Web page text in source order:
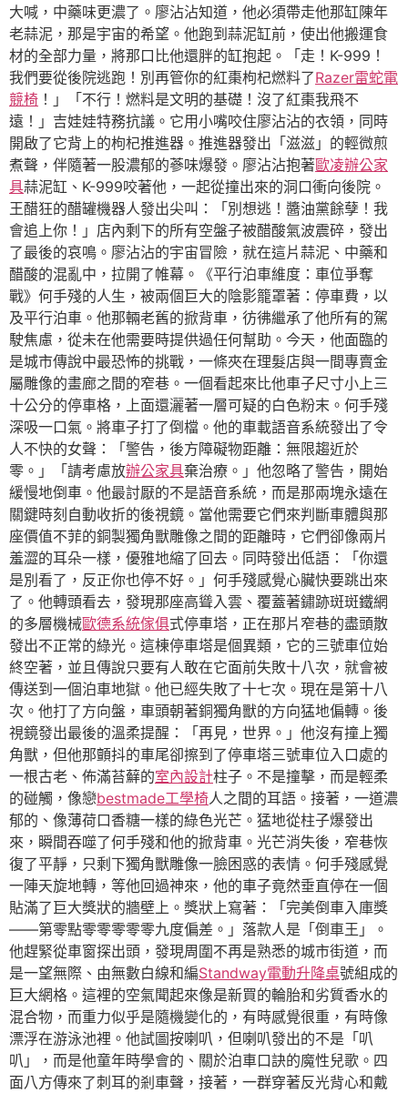
大喊，中藥味更濃了。廖沾沾知道，他必須帶走他那缸陳年
老蒜泥，那是宇宙的希望。他跑到蒜泥缸前，使出他搬運食
材的全部力量，將那口比他還胖的缸抱起。「走！K-999！
我們要從後院逃跑！別再管你的紅棗枸杞燃料了Razer雷蛇電
競椅 ！」「不行！燃料是文明的基礎！沒了紅棗我飛不
遠！」吉娃娃特務抗議。它用小嘴咬住廖沾沾的衣領，同時
開啟了它背上的枸杞推進器。推進器發出「滋滋」的輕微煎
煮聲，伴隨著一股濃郁的蔘味爆發。廖沾沾抱著歐凌辦公家
具蒜泥缸、K-999咬著他，一起從撞出來的洞口衝向後院。
王醋狂的醋罐機器人發出尖叫：「別想逃！醬油黨餘孽！我
會追上你！」店內剩下的所有空盤子被醋酸氣波震碎，發出
了最後的哀鳴。廖沾沾的宇宙冒險，就在這片蒜泥、中藥和
醋酸的混亂中，拉開了帷幕。《平行泊車維度：車位爭奪
戰》何手殘的人生，被兩個巨大的陰影籠罩著：停車費，以
及平行泊車。他那輛老舊的掀背車，彷彿繼承了他所有的駕
駛焦慮，從未在他需要時提供過任何幫助。今天，他面臨的
是城市傳說中最恐怖的挑戰，一條夾在理髮店與一間專賣金
屬雕像的畫廊之間的窄巷。一個看起來比他車子尺寸小上三
十公分的停車格，上面還灑著一層可疑的白色粉末。何手殘
深吸一口氣。將車子打了倒檔。他的車載語音系統發出了令
人不快的女聲：「警告，後方障礙物距離：無限趨近於
零。」「請考慮放辦公家具棄治療。」他忽略了警告，開始
緩慢地倒車。他最討厭的不是語音系統，而是那兩塊永遠在
關鍵時刻自動收折的後視鏡。當他需要它們來判斷車體與那
座價值不菲的銅製獨角獸雕像之間的距離時，它們卻像兩片
羞澀的耳朵一樣，優雅地縮了回去。同時發出低語：「你還
是別看了，反正你也停不好。」何手殘感覺心臟快要跳出來
了。他轉頭看去，發現那座高聳入雲、覆蓋著鏽跡斑斑鐵網
的多層機械歐德系統傢俱式停車塔，正在那片窄巷的盡頭散
發出不正常的綠光。這棟停車塔是個異類，它的三號車位始
終空著，並且傳說只要有人敢在它面前失敗十八次，就會被
傳送到一個泊車地獄。他已經失敗了十七次。現在是第十八
次。他打了方向盤，車頭朝著銅獨角獸的方向猛地偏轉。後
視鏡發出最後的溫柔提醒：「再見，世界。」他沒有撞上獨
角獸，但他那顫抖的車尾卻擦到了停車塔三號車位入口處的
一根古老、佈滿苔蘚的室內設計柱子。不是撞擊，而是輕柔
的碰觸，像戀bestmade工學椅人之間的耳語。接著，一道濃
郁的、像薄荷口香糖一樣的綠色光芒。猛地從柱子爆發出
來，瞬間吞噬了何手殘和他的掀背車。光芒消失後，窄巷恢
復了平靜，只剩下獨角獸雕像一臉困惑的表情。何手殘感覺
一陣天旋地轉，等他回過神來，他的車子竟然垂直停在一個
貼滿了巨大獎狀的牆壁上。獎狀上寫著：「完美倒車入庫獎
——第零點零零零零零九度偏差。」落款人是「倒車王」。
他趕緊從車窗探出頭，發現周圍不再是熟悉的城市街道，而
是一望無際、由無數白線和編Standway電動升降桌號組成的
巨大網格。這裡的空氣聞起來像是新買的輪胎和劣質香水的
混合物，而重力似乎是隨機變化的，有時感覺很重，有時像
漂浮在游泳池裡。他試圖按喇叭，但喇叭發出的不是「叭
叭」，而是他童年時學會的、關於泊車口訣的魔性兒歌。四
面八方傳來了刺耳的剎車聲，接著，一群穿著反光背心和戴